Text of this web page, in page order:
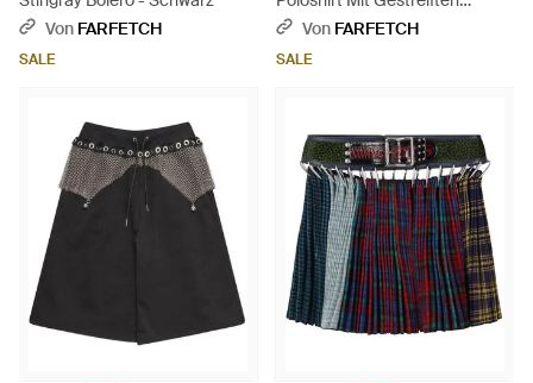
Von FARFETCH
SALE
Ärmeln - Braun
Von FARFETCH
SALE